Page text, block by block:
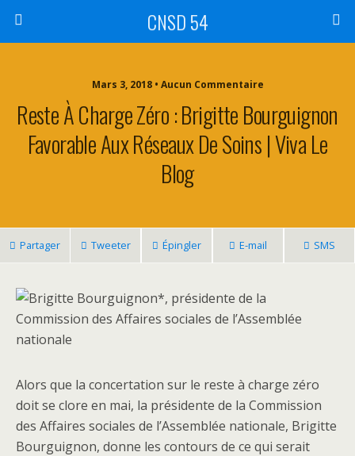
CNSD 54
Mars 3, 2018 • Aucun Commentaire
Reste À Charge Zéro : Brigitte Bourguignon
Favorable Aux Réseaux De Soins | Viva Le
Blog
Partager Tweeter Épingler E-mail SMS
Alors que la concertation sur le reste à charge zéro
doit se clore en mai, la présidente de la Commission
des Affaires sociales de l’Assemblée nationale, Brigitte
Bourguignon, donne les contours de ce qui serait